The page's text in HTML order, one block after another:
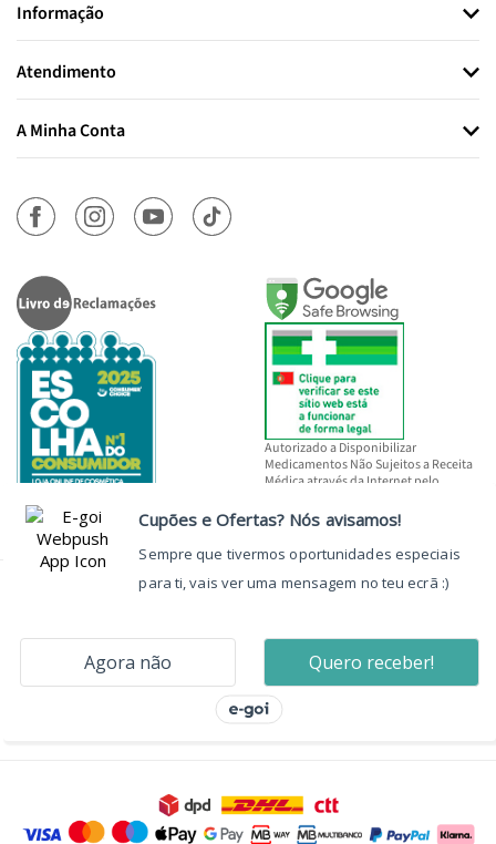
Informação
Atendimento
A Minha Conta
Autorizado a Disponibilizar
Medicamentos Não Sujeitos a Receita
Médica através da Internet pelo